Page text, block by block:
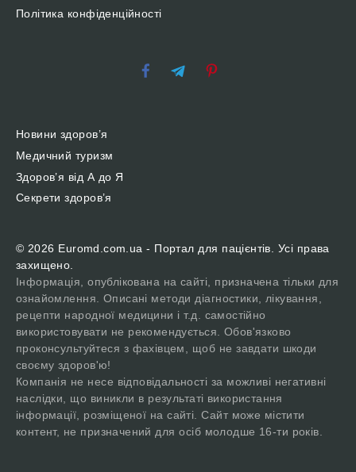
Політика конфіденційності
Новини здоров’я
Медичний туризм
Здоров’я від А до Я
Секрети здоров’я
© 2026 Euromd.com.ua - Портал для пацієнтів. Усі права
захищено.
Інформація, опублікована на сайті, призначена тільки для
ознайомлення. Описані методи діагностики, лікування,
рецепти народної медицини і т.д. самостійно
використовувати не рекомендується. Обов'язково
проконсультуйтеся з фахівцем, щоб не завдати шкоди
своєму здоров'ю!
Компанія не несе відповідальності за можливі негативні
наслідки, що виникли в результаті використання
інформації, розміщеної на сайті. Сайт може містити
контент, не призначений для осіб молодше 16-ти років.